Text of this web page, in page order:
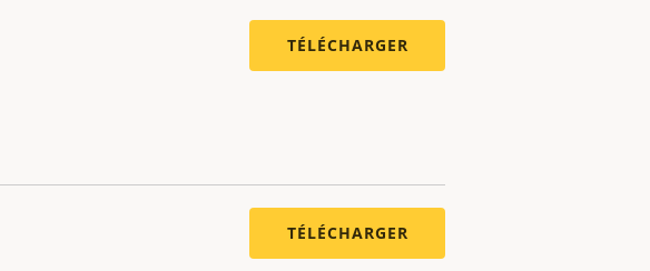
TÉLÉCHARGER
TÉLÉCHARGER